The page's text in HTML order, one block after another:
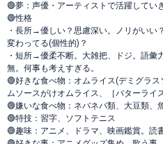
🟢夢：声優・アーティストで活躍してい
🟢性格
・長所→優しい？思慮深い。ノリがいい
変わってる(個性的)？
・短所→優柔不断。大雑把、ドジ。語彙
無。何事も考えすぎる。
🟢好きな食べ物：オムライス(デミグラ
ムソースがけオムライス、［バターライ
🟢嫌いな食べ物：ネバネバ類、大豆類、
🟢特技：習字、ソフトテニス
🟢趣味：アニメ、ドラマ、映画鑑賞。読